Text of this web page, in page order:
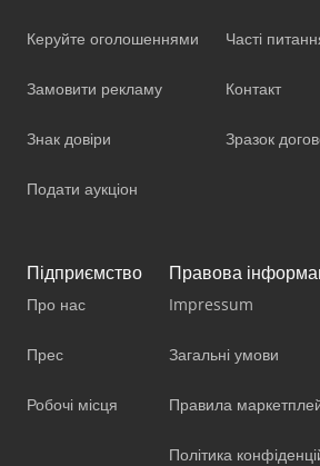
Керуйте оголошеннями
Замовити рекламу
Знак довіри
Подати аукціон
Часті
Контакт
Зразок
Підприємство
Про нас
Прес
Робочі місця
Правова
Impressum
Загальні умови
Правила
Політика